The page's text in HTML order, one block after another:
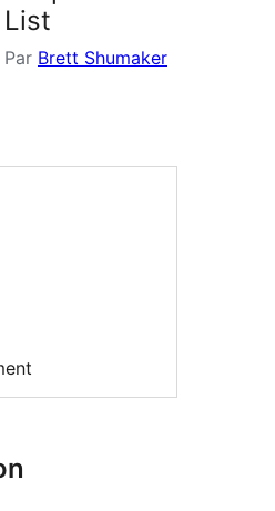
List
Par Brett Shumaker